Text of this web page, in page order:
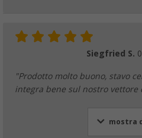
Siegfried S.
"Prodotto molto buono, stavo
integra bene sul nostro vettore
mostra